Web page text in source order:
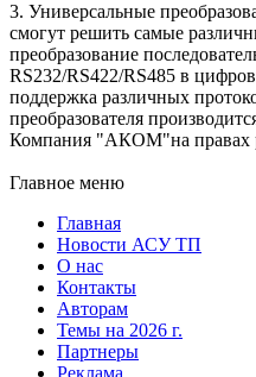
3. Универсальные
смогут решить самые
преобразование
RS232/RS422/RS485 в
поддержка различных
преобразователя
Компания "АКОМ"на правах
Главное меню
Главная
Новости АСУ ТП
О нас
Контакты
Авторам
Темы на 2026 г.
Партнеры